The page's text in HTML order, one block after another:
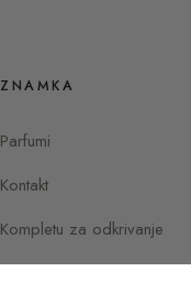
ZNAMKA
Parfumi
Kontakt
Kompletu za odkrivanje